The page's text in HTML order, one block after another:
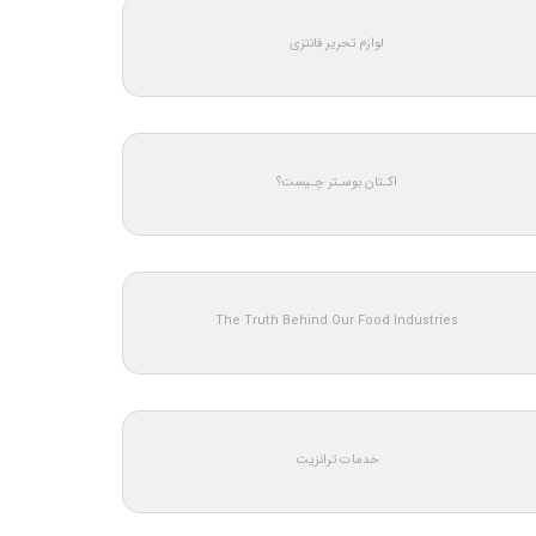
لوازم تحریر فانتزی
اکـتان بوسـتر چـیست؟
The Truth Behind Our Food Industries
خدمات ترانزیت